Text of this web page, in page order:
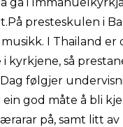
presteskulen i
I Thailand er
kyrkjene, så
følgjer
ein god måte å bli
på, samt litt